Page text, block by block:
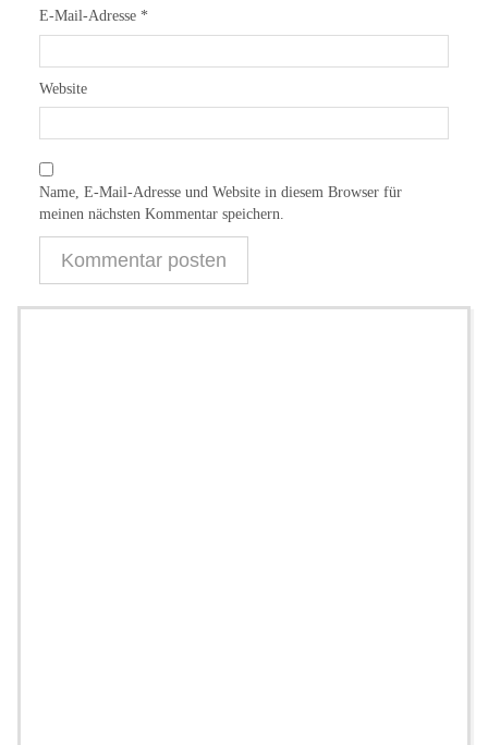
E-Mail-Adresse *
Website
Name, E-Mail-Adresse und Website in diesem Browser für
meinen nächsten Kommentar speichern.